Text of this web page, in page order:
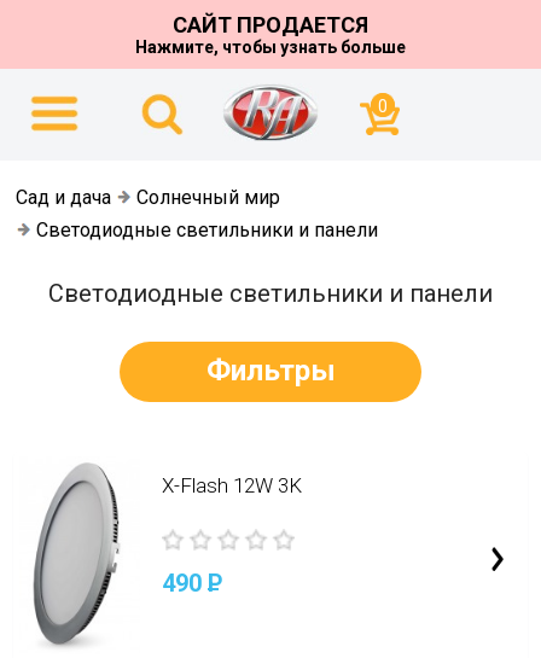
САЙТ ПРОДАЕТСЯ
Нажмите, чтобы узнать больше
0
Сад и дача
Солнечный мир
Светодиодные светильники и панели
Светодиодные светильники и панели
Фильтры
X-Flash 12W 3K
490P